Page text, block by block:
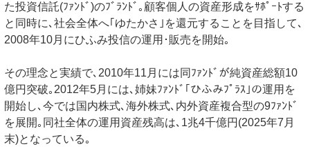
た投資信託(ﾌｧﾝﾄﾞ)のﾌﾞﾗﾝﾄﾞ｡顧客個人の資産形成をｻﾎﾟｰﾄする
と同時に､社会全体へ｢ゆたかさ｣を還元することを目指して､
2008年10月にひふみ投信の運用･販売を開始｡
その理念と実績で､2010年11月には同ﾌｧﾝﾄﾞが純資産総額10
億円突破｡2012年5月には､姉妹ﾌｧﾝﾄﾞ｢ひふみﾌﾟﾗｽ｣の運用を
開始し､今では国内株式､海外株式､内外資産複合型の9ﾌｧﾝﾄﾞ
を展開｡同社全体の運用資産残高は､1兆4千億円(2025年7月
末)となっている｡